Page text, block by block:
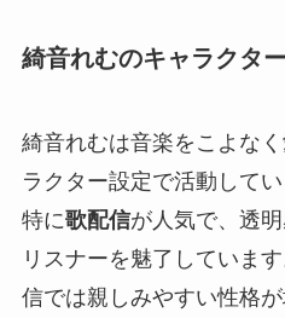
綺音れむのキャラクタ
綺音れむは音楽をこよな
ラクター設定で活動して
特に歌配信が人気で、透
リスナーを魅了していま
信では親しみやすい性格